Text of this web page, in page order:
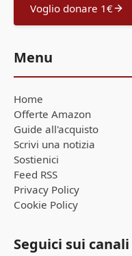
Voglio donare 1€
Menu
Home
Offerte Amazon
Guide all'acquisto
Scrivi una notizia
Sostienici
Feed RSS
Privacy Policy
Cookie Policy
Seguici sui canali